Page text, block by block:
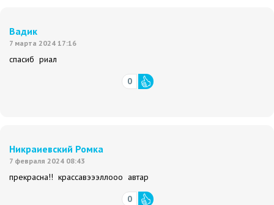
Вадик
7 марта 2024 17:16
спасиб риал
0
Никраиевский Ромка
7 февраля 2024 08:43
прекрасна!! крассавэээллооо автар
0